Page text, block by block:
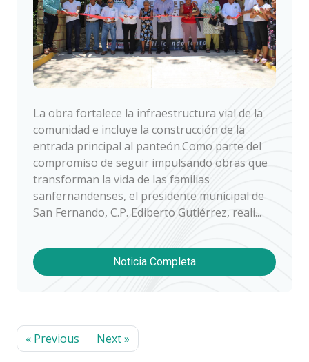
La obra fortalece la infraestructura vial de la
comunidad e incluye la construcción de la
entrada principal al panteón.Como parte del
compromiso de seguir impulsando obras que
transforman la vida de las familias
sanfernandenses, el presidente municipal de
San Fernando, C.P. Ediberto Gutiérrez, reali...
Noticia Completa
« Previous Next »